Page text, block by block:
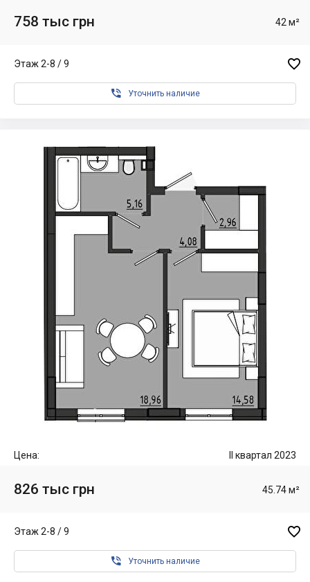
758 тыс грн 42 м²
Этаж 2-8 / 9 
 Уточнить наличие
Цена: II квартал 2023
826 тыс грн 45.74 м²
Этаж 2-8 / 9 
 Уточнить наличие